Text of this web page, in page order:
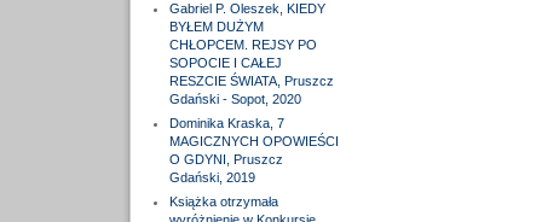
Gabriel P. Oleszek, KIEDY
BYŁEM DUŻYM
CHŁOPCEM. REJSY PO
SOPOCIE I CAŁEJ
RESZCIE ŚWIATA, Pruszcz
Gdański - Sopot, 2020
Dominika Kraska, 7
MAGICZNYCH OPOWIEŚCI
O GDYNI, Pruszcz
Gdański, 2019
Książka otrzymała